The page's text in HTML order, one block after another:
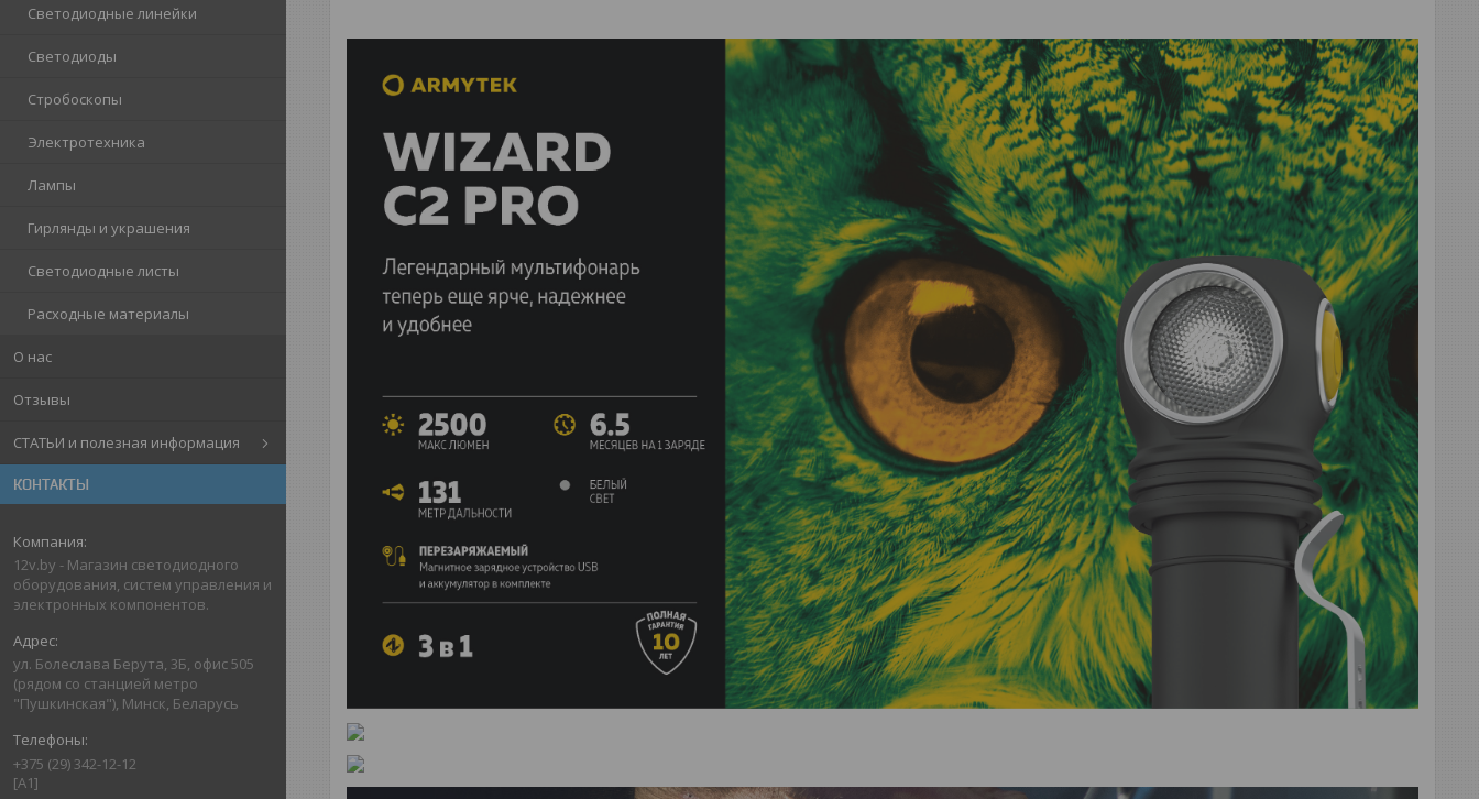
Светодиодные линейки
Светодиоды
Стробоскопы
Электротехника
Лампы
Гирлянды и украшения
Светодиодные листы
Расходные материалы
О нас
Отзывы
СТАТЬИ и полезная информация
КОНТАКТЫ
12v.by - Магазин светодиодного
оборудования, систем управления и
электронных компонентов.
ул. Болеслава Берута, 3Б, офис 505
(рядом со станцией метро
"Пушкинская"), Минск, Беларусь
+375 (29) 342-12-12
[A1]